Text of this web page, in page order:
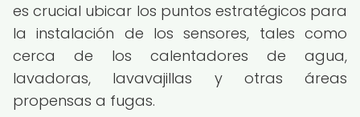
es crucial ubicar los puntos estratégicos para
la instalación de los sensores, tales como
cerca de los calentadores de agua,
lavadoras, lavavajillas y otras áreas
propensas a fugas.